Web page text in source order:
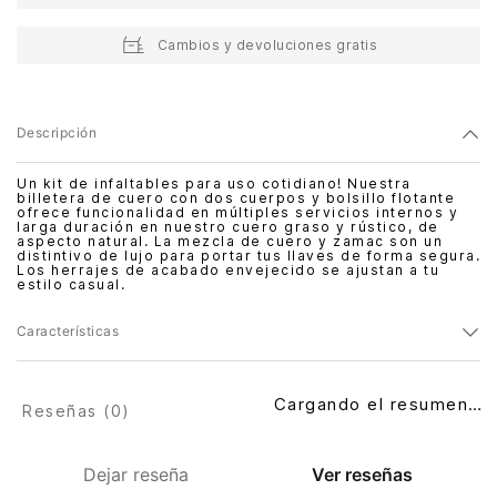
Cambios y devoluciones gratis
Descripción
Un kit de infaltables para uso cotidiano! Nuestra
billetera de cuero con dos cuerpos y bolsillo flotante
ofrece funcionalidad en múltiples servicios internos y
larga duración en nuestro cuero graso y rústico, de
aspecto natural. La mezcla de cuero y zamac son un
distintivo de lujo para portar tus llaves de forma segura.
Los herrajes de acabado envejecido se ajustan a tu
estilo casual.
Características
Dejar reseña Ver reseñas
Reseñas (0) Cargando el resumen…